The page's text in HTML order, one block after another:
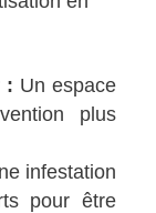
: Un espace
plus
infestation
pour être